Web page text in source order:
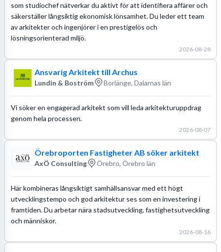
som studiochef nätverkar du aktivt för att identifiera affärer och
säkerställer långsiktig ekonomisk lönsamhet. Du leder ett team
av arkitekter och ingenjörer i en prestigelös och
lösningsorienterad miljö.
2026-08-28
Ansvarig Arkitekt till Archus
Lundin & Boström Borlänge, Dalarnas län
Vi söker en engagerad arkitekt som vill leda arkitekturuppdrag
genom hela processen.
2026-08-07
Örebroporten Fastigheter AB söker arkitekt
AxÖ Consulting Örebro, Örebro län
Här kombineras långsiktigt samhällsansvar med ett högt
utvecklingstempo och god arkitektur ses som en investering i
framtiden. Du arbetar nära stadsutveckling, fastighetsutveckling
och människor.
2026-08-16